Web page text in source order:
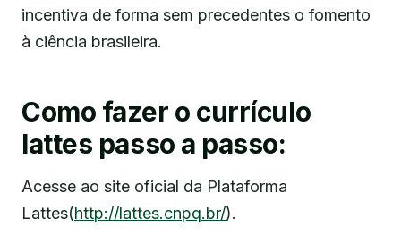
incentiva de forma sem precedentes o fomento
à ciência brasileira.
Como fazer o currículo
lattes passo a passo:
Acesse ao site oficial da Plataforma
Lattes(http://lattes.cnpq.br/).